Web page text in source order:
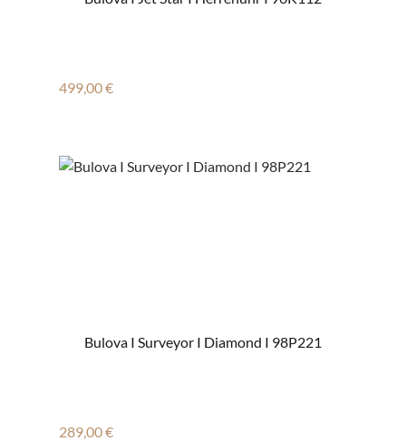
Regulärer Preis:
499,00 €
Bulova I Surveyor I Diamond I 98P221
Regulärer Preis:
289,00 €